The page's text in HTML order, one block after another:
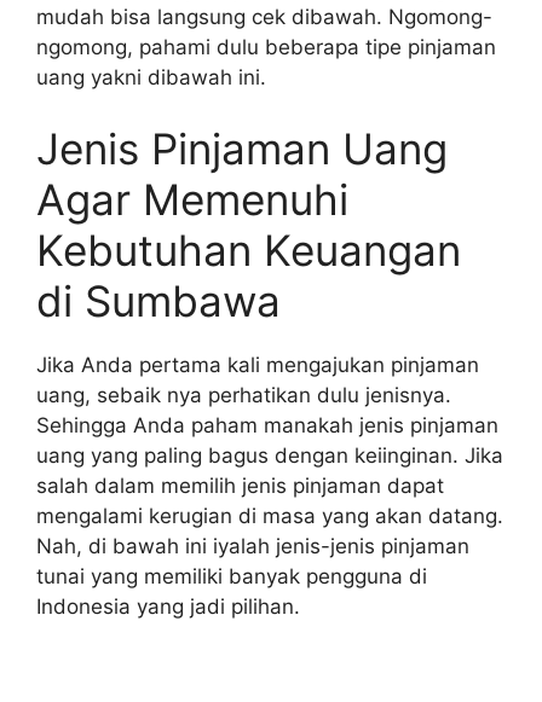
mudah bisa langsung cek dibawah. Ngomong-
ngomong, pahami dulu beberapa tipe pinjaman
uang yakni dibawah ini.
Jenis Pinjaman Uang
Agar Memenuhi
Kebutuhan Keuangan
di Sumbawa
Jika Anda pertama kali mengajukan pinjaman
uang, sebaik nya perhatikan dulu jenisnya.
Sehingga Anda paham manakah jenis pinjaman
uang yang paling bagus dengan keiinginan. Jika
salah dalam memilih jenis pinjaman dapat
mengalami kerugian di masa yang akan datang.
Nah, di bawah ini iyalah jenis-jenis pinjaman
tunai yang memiliki banyak pengguna di
Indonesia yang jadi pilihan.